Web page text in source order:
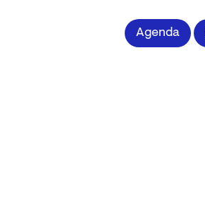
de l'Image impriméeAgenda